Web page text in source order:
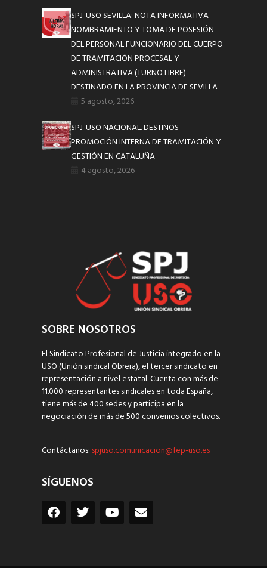
SPJ-USO SEVILLA: NOTA INFORMATIVA
NOMBRAMIENTO Y TOMA DE POSESIÓN
DEL PERSONAL FUNCIONARIO DEL CUERPO
DE TRAMITACIÓN PROCESAL Y
ADMINISTRATIVA (TURNO LIBRE)
DESTINADO EN LA PROVINCIA DE SEVILLA
5 agosto, 2026
SPJ-USO NACIONAL. DESTINOS
PROMOCIÓN INTERNA DE TRAMITACIÓN Y
GESTIÓN EN CATALUÑA
4 agosto, 2026
SOBRE NOSOTROS
El Sindicato Profesional de Justicia integrado en la
USO (Unión sindical Obrera), el tercer sindicato en
representación a nivel estatal. Cuenta con más de
11.000 representantes sindicales en toda España,
tiene más de 400 sedes y participa en la
negociación de más de 500 convenios colectivos.
Contáctanos: spjuso.comunicacion@fep-uso.es
SÍGUENOS